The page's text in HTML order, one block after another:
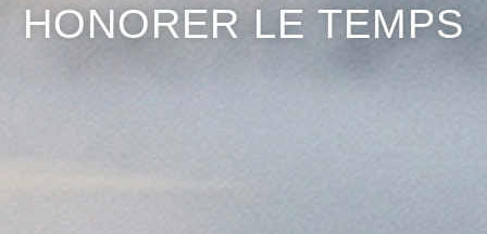
HONORER LE TEMPS